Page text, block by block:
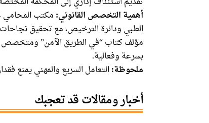
أهمية التخصص القانوني:مكتب المحامي
الطبي ودائرة الترخيص، مع تحقيق
مؤلف كتاب “في الطريق الآمن” ومتخصص
بسرعة وفعالية.
ملحوظة:التعامل السريع والمهني يمنع
أخبار ومقالات قد تعجبك